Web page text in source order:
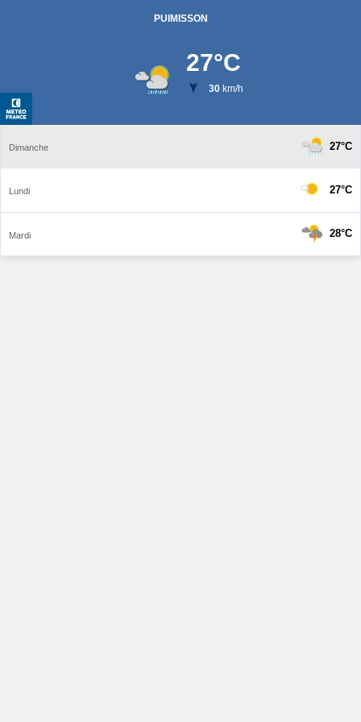
PUIMISSON
27°C
30km/h
Dimanche 27°C
Lundi 27°C
Mardi 28°C